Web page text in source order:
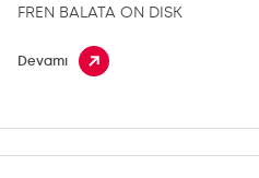
FREN BALATA ON DISK
Devamı